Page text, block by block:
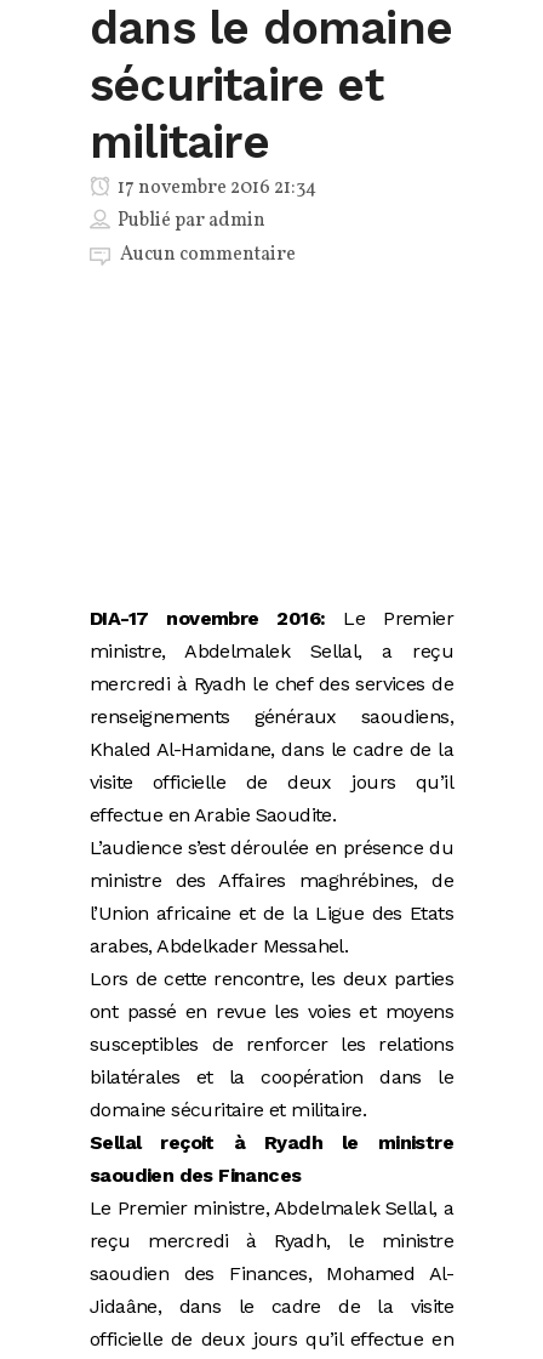
dans le domaine
sécuritaire et
militaire
17 novembre 2016 21:34
Publié paradmin
Aucun commentaire
DIA-17 novembre 2016: Le Premier
ministre, Abdelmalek Sellal, a reçu
mercredi à Ryadh le chef des services de
renseignements généraux saoudiens,
Khaled Al-Hamidane, dans le cadre de la
visite officielle de deux jours qu’il
effectue en Arabie Saoudite.
L’audience s’est déroulée en présence du
ministre des Affaires maghrébines, de
l’Union africaine et de la Ligue des Etats
arabes, Abdelkader Messahel.
Lors de cette rencontre, les deux parties
ont passé en revue les voies et moyens
susceptibles de renforcer les relations
bilatérales et la coopération dans le
domaine sécuritaire et militaire.
Sellal reçoit à Ryadh le ministre
saoudien des Finances
Le Premier ministre, Abdelmalek Sellal, a
reçu mercredi à Ryadh, le ministre
saoudien des Finances, Mohamed Al-
Jidaâne, dans le cadre de la visite
officielle de deux jours qu’il effectue en